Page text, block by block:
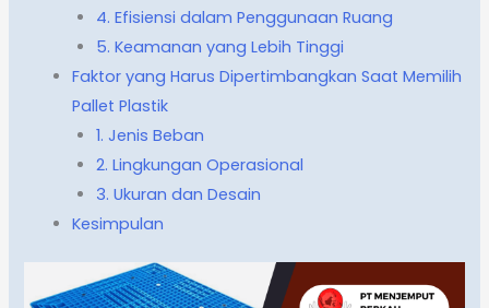
4. Efisiensi dalam Penggunaan Ruang
5. Keamanan yang Lebih Tinggi
Faktor yang Harus Dipertimbangkan Saat Memilih
Pallet Plastik
1. Jenis Beban
2. Lingkungan Operasional
3. Ukuran dan Desain
Kesimpulan